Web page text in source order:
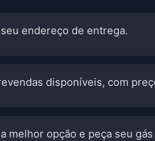
endereço de entrega.
disponíveis, com
melhor opção e peça seu